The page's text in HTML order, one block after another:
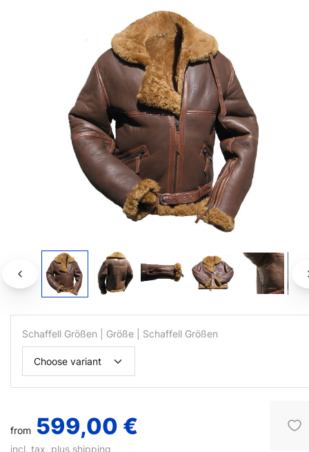
Schaffell Größen | Größe | Schaffell Größen
from 599,00 €
incl. tax, plus shipping